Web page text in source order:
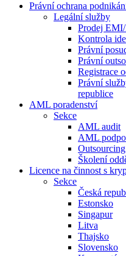
Právní ochrana
Legální služby
Prodej
Kontrola
Právní
Právní
Registrace
Právní
republice
AML poradenství
Sekce
AML audit
AML
Školení
Licence na činnost s
Sekce
Česká
Estonsko
Singapur
Litva
Thajsko
Slovensko